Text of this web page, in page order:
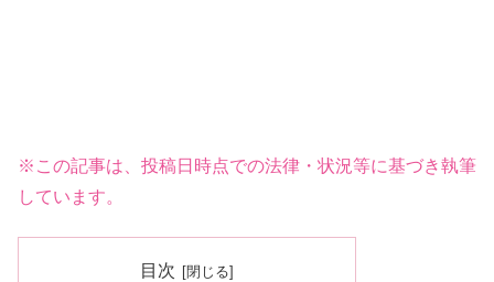
※この記事は、投稿日時点での法律・状況等に基づき執筆
しています。
目次